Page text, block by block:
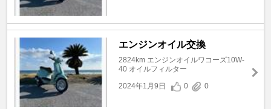
エンジンオイル交換
2824km エンジンオイルワコーズ10W-
40 オイルフィルター
2024年1月9日
0 0